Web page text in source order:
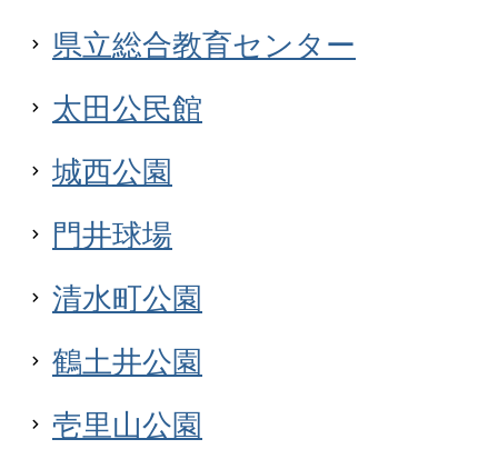
県立総合教育センター
太田公民館
城西公園
門井球場
清水町公園
鶴土井公園
壱里山公園